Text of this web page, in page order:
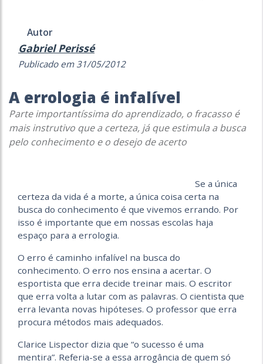
Autor
Gabriel Perissé
Publicado em 31/05/2012
A errologia é infalível
Parte importantíssima do aprendizado, o fracasso é
mais instrutivo que a certeza, já que estimula a busca
pelo conhecimento e o desejo de acerto
Se a única
certeza da vida é a morte, a única coisa certa na
busca do conhecimento é que vivemos errando. Por
isso é importante que em nossas escolas haja
espaço para a errologia.
O erro é caminho infalível na busca do
conhecimento. O erro nos ensina a acertar. O
esportista que erra decide treinar mais. O escritor
que erra volta a lutar com as palavras. O cientista que
erra levanta novas hipóteses. O professor que erra
procura métodos mais adequados.
Clarice Lispector dizia que “o sucesso é uma
mentira”. Referia-se a essa arrogância de quem só